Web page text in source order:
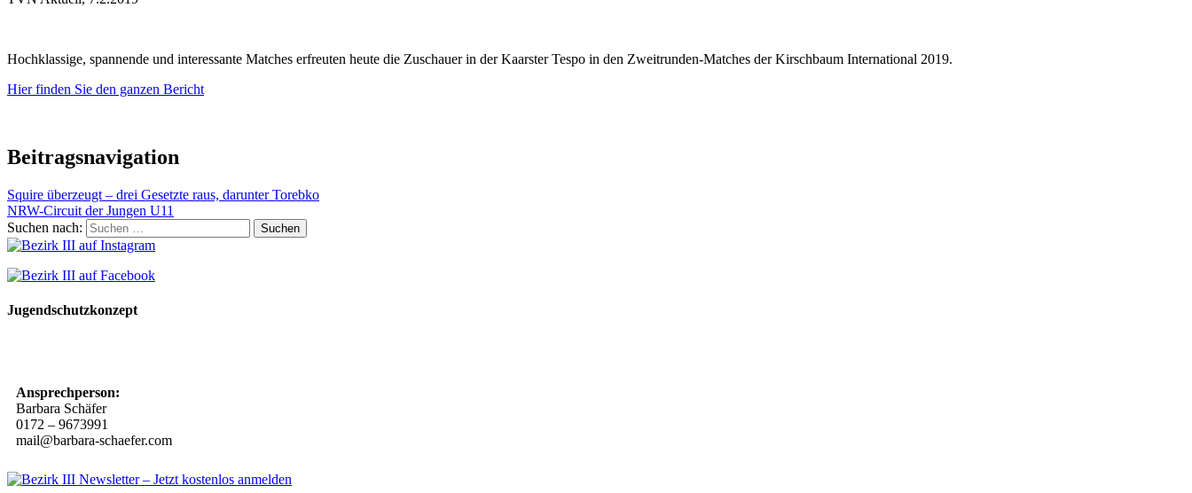
Hochklassige, spannende und interessante Matches erfreuten heute die Zuschauer in der Kaarster Tespo in den Zweitrunden-Matches der Kirschbaum International 2019.
Hier finden Sie den ganzen Bericht
Beitragsnavigation
Squire überzeugt – drei Gesetzte raus, darunter Torebko
NRW-Circuit der Jungen U11
Suchen nach:
Jugendschutzkonzept
Ansprechperson:
Barbara Schäfer
0172 – 9673991
mail@barbara-schaefer.com